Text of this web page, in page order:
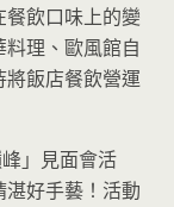
飲口味上的變
理、歐風館自
飯店餐飲營運
」見面會活
好手藝！活動